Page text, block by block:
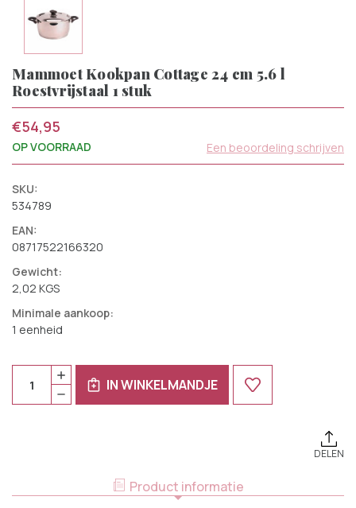
Mammoet Kookpan Cottage 24 cm 5.6 l
Roestvrijstaal 1 stuk
€54,95
OP VOORRAAD Een beoordeling schrijven
SKU:
534789
EAN:
08717522166320
Gewicht:
2,02 KGS
Minimale aankoop:
1 eenheid
Huidige
Voorraad:
HOEVEELHEID
VERLAGEN
L
HOEVEELHEID
VERHOGEN
VAN
MAMMOET
ROESTVRIJSTAAL
1
IN WINKELMANDJE
DELEN
Product informatie